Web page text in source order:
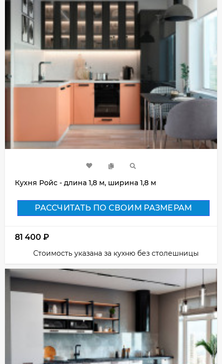
Кухня Ройс - длина 1,8 м, ширина 1,8 м
РАССЧИТАТЬ ПО СВОИМ РАЗМЕРАМ
81 400 ₽
Стоимость указана за кухню без столешницы